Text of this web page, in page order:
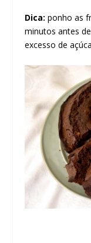
Dica: ponho as
minutos antes
excesso de